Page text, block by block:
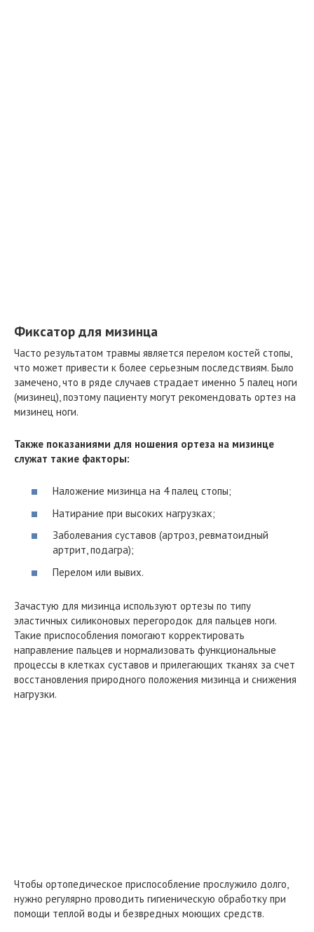
Фиксатор для мизинца
Часто результатом травмы является перелом костей стопы,
что может привести к более серьезным последствиям. Было
замечено, что в ряде случаев страдает именно 5 палец ноги
(мизинец), поэтому пациенту могут рекомендовать ортез на
мизинец ноги.
Также показаниями для ношения ортеза на мизинце
служат такие факторы:
Наложение мизинца на 4 палец стопы;
Натирание при высоких нагрузках;
Заболевания суставов (артроз, ревматоидный
артрит, подагра);
Перелом или вывих.
Зачастую для мизинца используют ортезы по типу
эластичных силиконовых перегородок для пальцев ноги.
Такие приспособления помогают корректировать
направление пальцев и нормализовать функциональные
процессы в клетках суставов и прилегающих тканях за счет
восстановления природного положения мизинца и снижения
нагрузки.
Чтобы ортопедическое приспособление прослужило долго,
нужно регулярно проводить гигиеническую обработку при
помощи теплой воды и безвредных моющих средств.